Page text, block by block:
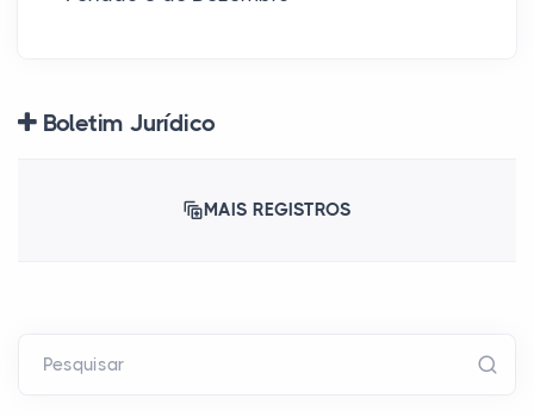
Boletim Jurídico
MAIS REGISTROS
Pesquisar